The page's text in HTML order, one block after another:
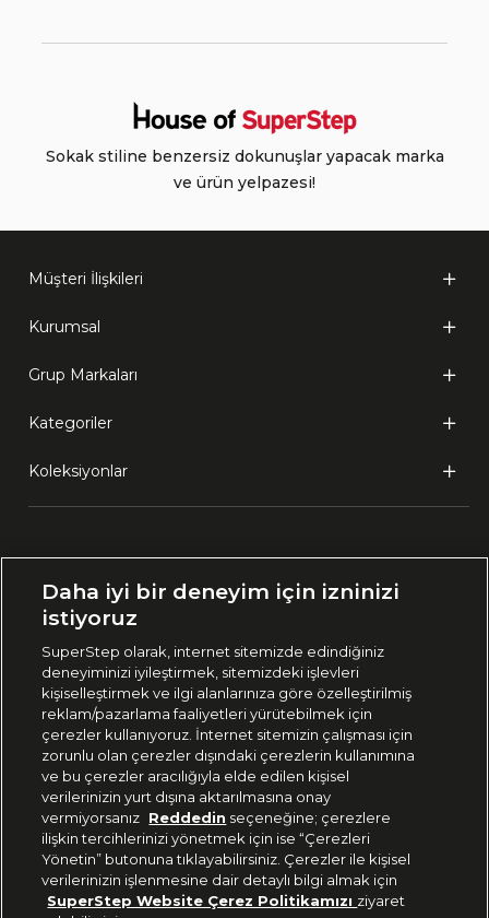
Sokak stiline benzersiz dokunuşlar yapacak marka
ve ürün yelpazesi!
Müşteri İlişkileri
Kurumsal
Grup Markaları
Kategoriler
Koleksiyonlar
🇹🇷 Türkiye
444 37 36
Uygulamadan Takip Edin
Bizi Takip Edin
Daha iyi bir deneyim için izninizi
istiyoruz
SuperStep olarak, internet sitemizde edindiğiniz
deneyiminizi iyileştirmek, sitemizdeki işlevleri
kişiselleştirmek ve ilgi alanlarınıza göre özelleştirilmiş
reklam/pazarlama faaliyetleri yürütebilmek için
çerezler kullanıyoruz. İnternet sitemizin çalışması için
zorunlu olan çerezler dışındaki çerezlerin kullanımına
ve bu çerezler aracılığıyla elde edilen kişisel
verilerinizin yurt dışına aktarılmasına onay
vermiyorsanız Reddedin seçeneğine; çerezlere
ilişkin tercihlerinizi yönetmek için ise “Çerezleri
Yönetin” butonuna tıklayabilirsiniz. Çerezler ile kişisel
verilerinizin işlenmesine dair detaylı bilgi almak için
SuperStep Website Çerez Politikamızı ziyaret